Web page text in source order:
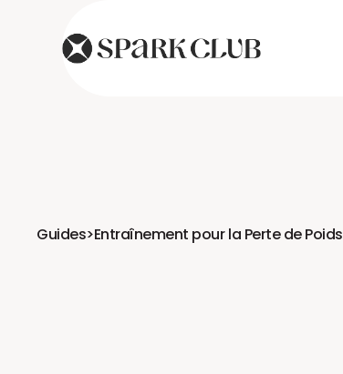
Guides>Entraînement pour la Perte de Poids